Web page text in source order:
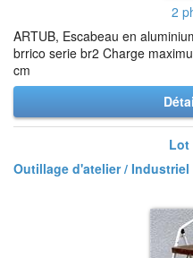
2
ARTUB, Escabeau en
brrico serie br2 Charge
cm
Lot
Outillage d'atelier / Industriel